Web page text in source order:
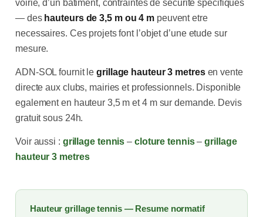
voirie, d’un batiment, contraintes de securite specifiques
— des hauteurs de 3,5 m ou 4 m peuvent etre
necessaires. Ces projets font l’objet d’une etude sur
mesure.
ADN-SOL fournit legrillage hauteur 3 metresen vente
directe aux clubs, mairies et professionnels. Disponible
egalement en hauteur 3,5 m et 4 m sur demande. Devis
gratuit sous 24h.
Voir aussi : grillage tennis – cloture tennis–grillage
hauteur 3 metres
Hauteur grillage tennis — Resume normatif